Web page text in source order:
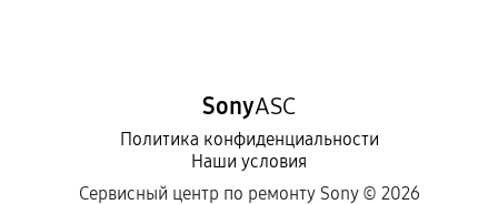
SonyASC
Политика конфиденциальности
Наши условия
Сервисный центр по ремонту Sony © 2026